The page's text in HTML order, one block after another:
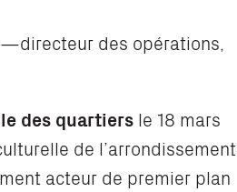
des opérations,
des quartiers le 18 mars
de l’arrondissement
acteur de premier plan